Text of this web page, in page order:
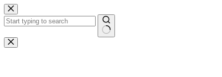
Zum
Inhalt
springen
Keine
Ergebnisse